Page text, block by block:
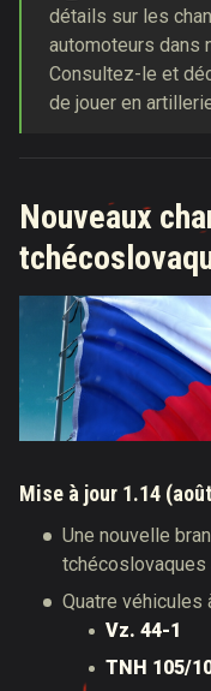
détails sur les
automoteurs dans
Consultez-le et
de jouer en
Nouveaux
Mise à jour 1.14
Une nouvelle
tchécoslovaques
Quatre véhicules
Vz. 44-1
TNH 105/